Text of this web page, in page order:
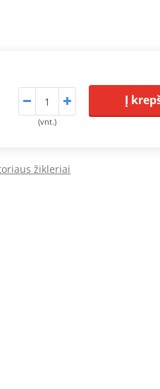
(vnt.)
Į
žikleriai